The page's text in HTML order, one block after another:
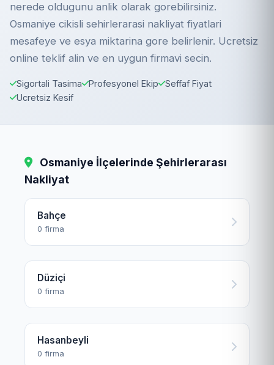
nerede oldugunu anlik olarak gorebilirsiniz.
Osmaniye cikisli sehirlerarasi nakliyat fiyatlari
mesafeye ve esya miktarina gore belirlenir. Ucretsiz
online teklif alin ve en uygun firmavi secin.
Sigortali Tasima Profesyonel Ekip
Seffaf Fiyat
Ucretsiz Kesif
Osmaniye İlçelerinde Şehirlerarası
Nakliyat
Bahçe
0 firma
Düziçi
0 firma
Hasanbeyli
0 firma